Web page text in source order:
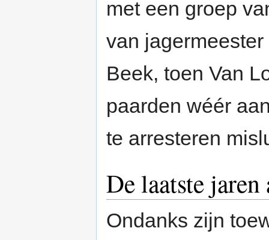
met een groep
van
Beek, toen Van
paarden wéér
te arresteren
De laatste
Ondanks zijn